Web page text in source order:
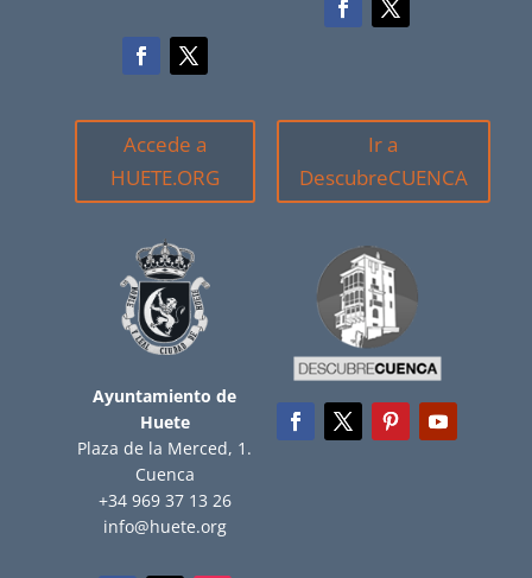
Accede a
HUETE.ORG
Ayuntamiento de
Huete
Plaza de la Merced, 1.
Cuenca
+34 969 37 13 26
info@huete.org
Ir a
DescubreCUENCA